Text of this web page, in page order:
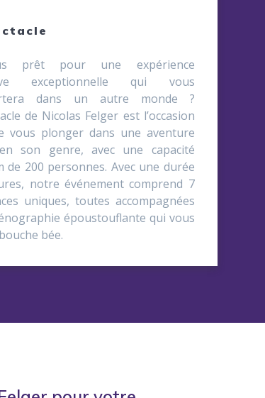
prêt pour une expérience
exceptionnelle qui vous
dans un autre monde ?
de Nicolas Felger est l’occasion
vous plonger dans une aventure
son genre, avec une capacité
de 200 personnes. Avec une durée
notre événement comprend 7
uniques, toutes accompagnées
époustouflante qui vous
bée.